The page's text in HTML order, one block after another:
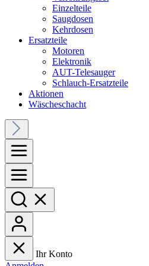
Einzelteile
Saugdosen
Kehrdosen
Ersatzteile
Motoren
Elektronik
AUT-Telesauger
Schlauch-Ersatzteile
Aktionen
Wäscheschacht
Ihr Konto